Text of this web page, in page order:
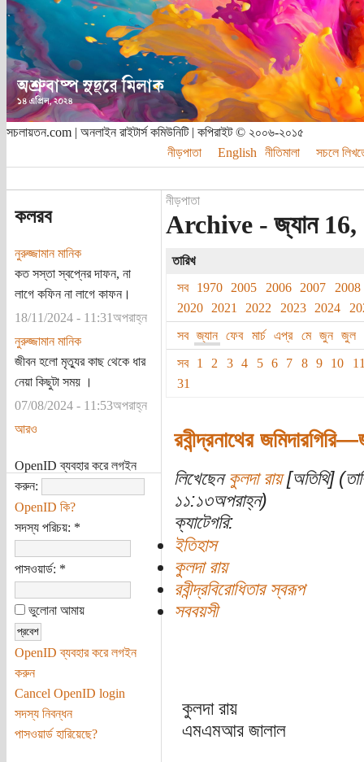
সচলায়তন.com | অনলাইন রাইটার্স কমিউনিটি | কপিরাইট © ২০০৬-২০১৫
নীড়পাতা
English নীতিমালা সচলে
কলরব
নুরুজ্জামান মানিক
কত সস্তা স্বপ্নের দাফন, না
লাগে কফিন না লাগে কাফন।
18/11/2024 - 11:31অপরাহ্ন
নুরুজ্জামান মানিক
জীবন হলো মৃত্যুর কাছ থেকে ধার
নেয়া কিছুটা সময় ।
07/08/2024 - 11:53অপরাহ্ন
আরও
OpenID ব্যবহার করে লগইন
করুন:
OpenID কি?
সদস্য পরিচয়: *
পাসওয়ার্ড: *
ভুলোনা আমায়
OpenID ব্যবহার করে লগইন
করুন
Cancel OpenID login
সদস্য নিবন্ধন
পাসওয়ার্ড হারিয়েছে?
নীড়পাতা
Archive - জ্যান 16,
তারিখ
সব
1970 2005 2006 2007
2008
2020
2021 2022 2023 2024
সব
জ্যান ফেব মার্চ এপ্র মে জুন
জুল
সব
1 2 3 4 5 6 7 8 9 10
31
রবীন্দ্রনাথের
লিখেছেন কুলদা রায়[অতিথি]
১১:১৩অপরাহ্ন)
ক্যাটেগরি:
ইতিহাস
কুলদা রায়
রবীন্দ্রবিরোধিতার স্বরূপ
সববয়সী
কুলদা রায়
এমএমআর জালাল